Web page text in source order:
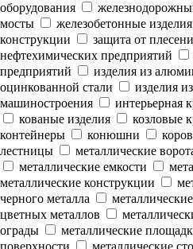
оборудования
мосты
железобетонные изделия
конструкции
защита от плесени
нефтехимических предприятий
предприятий
изделия из
оцинкованной стали
изделия
машиностроения
интерьерная
кованые изделия
козловые
контейнеры
конюшни
лестницы
металлические
металлические емкости
металлические конструкции
черного металла
цветных металлов
ограды
металлические
поверхности
металлические